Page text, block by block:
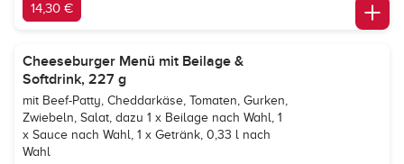
14,30 €
Cheeseburger Menü mit Beilage &
Softdrink, 227 g
mit Beef-Patty, Cheddarkäse, Tomaten, Gurken,
Zwiebeln, Salat, dazu 1 x Beilage nach Wahl, 1
x Sauce nach Wahl, 1 x Getränk, 0,33 l nach
Wahl